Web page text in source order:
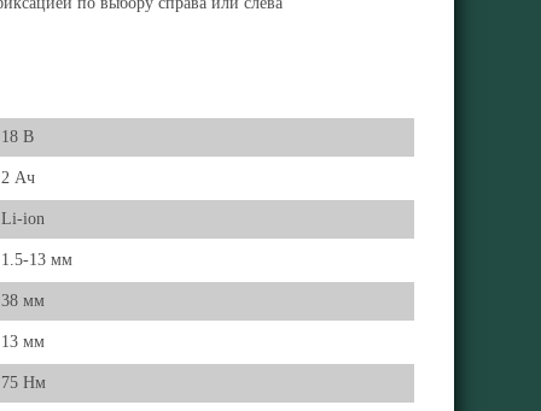
18 В
2 Ач
Li-ion
1.5-13 мм
38 мм
13 мм
75 Нм